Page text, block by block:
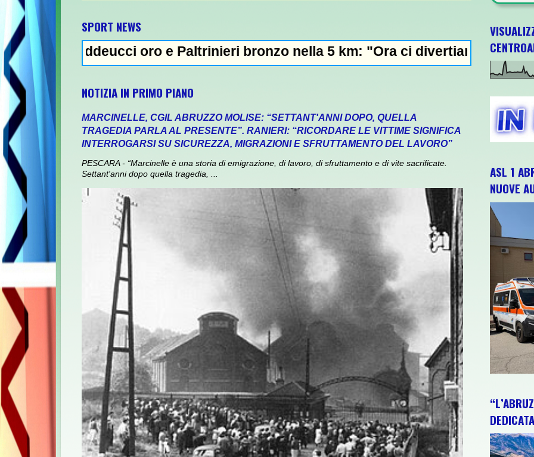
SPORT NEWS
oro e Paltrinieri bronzo nella 5 km: "Ora ci divertiamo in staffetta"-
NOTIZIA IN PRIMO PIANO
MARCINELLE, CGIL ABRUZZO MOLISE: “SETTANT'ANNI DOPO, QUELLA
TRAGEDIA PARLA AL PRESENTE”. RANIERI: “RICORDARE LE VITTIME SIGNIFICA
INTERROGARSI SU SICUREZZA, MIGRAZIONI E SFRUTTAMENTO DEL LAVORO”
PESCARA - “Marcinelle è una storia di emigrazione, di lavoro, di sfruttamento e di vite sacrificate.
Settant'anni dopo quella tragedia, ...
ASL 1
NUOVE